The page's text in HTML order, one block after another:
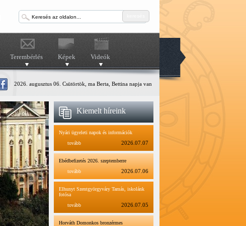
Terembérlés Képek Videók
2026. augusztus 06. Csütörtök, ma Berta, Bettina napja van
Kiemelt híreink
Nyári ügyeleti napok és információk
tovább
2026.07.07
Ebédbefizetés 2026. szeptemberre
tovább
2026.07.06
Elhunyt Szentgyörgyváry Tamás, iskolánk
fotósa
tovább
2026.07.05
Horváth Domonkos bronzérmes